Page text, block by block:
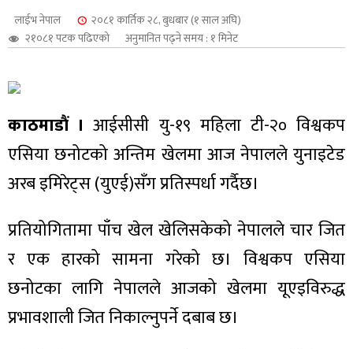
लाईभ नेपाल
२०८१ कार्तिक २८, बुधबार (१ साल अघि)
२१०८१ पटक पढिएको
अनुमानित पढ्ने समय : १ मिनेट
काठमाडौं । आईसीसी यु-१९ महिला टी-२० विश्वकप
एसिया छनोटको अन्तिम खेलमा आज नेपालले युनाइटेड
अरब इमिरेट्स (युएई)सँग प्रतिस्पर्धा गर्दैछ।
प्रतियोगितामा पाँच खेल खेलिसकेको नेपालले चार जित
र एक हारको सामना गरेको छ। विश्वकप एसिया
छनोटका लागि नेपालले आजको खेलमा यूएइविरुद्ध
प्रभावशाली जित निकाल्नुपर्ने दबाब छ।